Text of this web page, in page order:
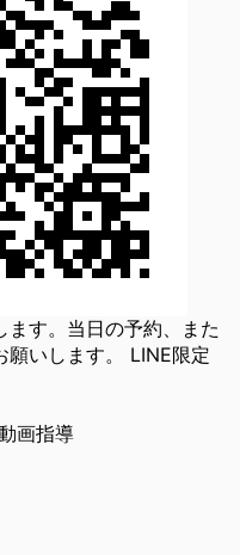
ます。当日の予約、また
願いします。 LINE限定
画指導